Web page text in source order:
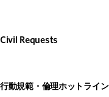
Civil Requests
行動規範・倫理ホットライ